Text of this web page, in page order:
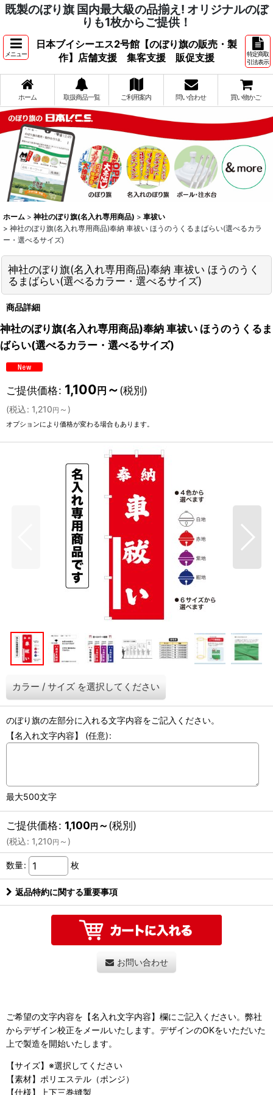
既製のぼり旗 国内最大級の品揃え! オリジナルのぼ
りも1枚からご提供！
メニュー
日本ブイシーエス2号館【のぼり旗の販売・製
作】店舗支援 集客支援 販促支援
特定商取
引法表示
ホーム 取扱商品一覧 ご利用案内 問い合わせ 買い物かご
ホーム > 神社のぼり旗(名入れ専用商品) > 車祓い
> 神社のぼり旗(名入れ専用商品)奉納 車祓い ほうのうくるまばらい(選べるカラ
ー・選べるサイズ)
神社のぼり旗(名入れ専用商品)奉納 車祓い ほうのうく
るまばらい(選べるカラー・選べるサイズ)
商品詳細
神社のぼり旗(名入れ専用商品)奉納 車祓い ほうのうくるま
ばらい(選べるカラー・選べるサイズ)
ご提供価格: 1,100 円 ～(税別)
(税込: 1,210 円 ～ )
オプションにより価格が変わる場合もあります。
カラー / サイズ を選択してください
のぼり旗の左部分に入れる文字内容をご記入ください。
【名入れ文字内容】 (任意):
最大500文字
ご提供価格: 1,100円 ～(税別)
(税込: 1,210 円 ～ )
数量: 枚
返品特約に関する重要事項
お問い合わせ
ご希望の文字内容を【名入れ文字内容】欄にご記入ください。弊社
からデザイン校正をメールいたします。デザインのOKをいただいた
上で製造を開始いたします。
【サイズ】※選択してください
【素材】ポリエステル（ポンジ）
【仕様】上下三巻縫製